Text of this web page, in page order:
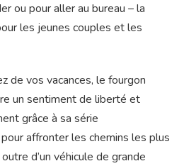
ou pour aller au bureau – la
les jeunes couples et les
de vos vacances, le fourgon
un sentiment de liberté et
grâce à sa série
affronter les chemins les plus
d’un véhicule de grande